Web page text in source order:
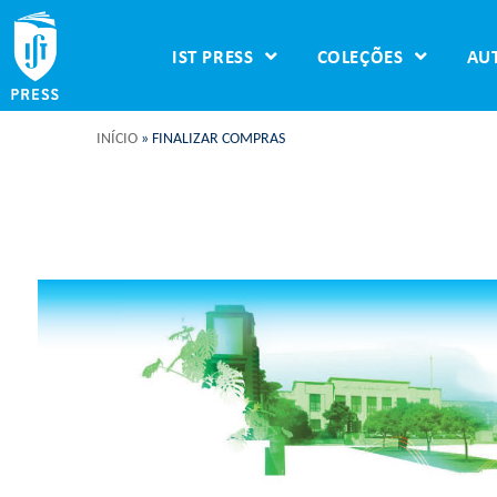
IST PRESS COLEÇÕES
INÍCIO » FINALIZAR COMPRAS